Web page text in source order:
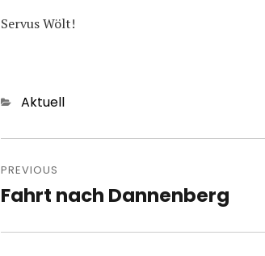
Servus Wölt!
Categories
Aktuell
Post
navigation
PREVIOUS
Previous
Fahrt nach Dannenberg